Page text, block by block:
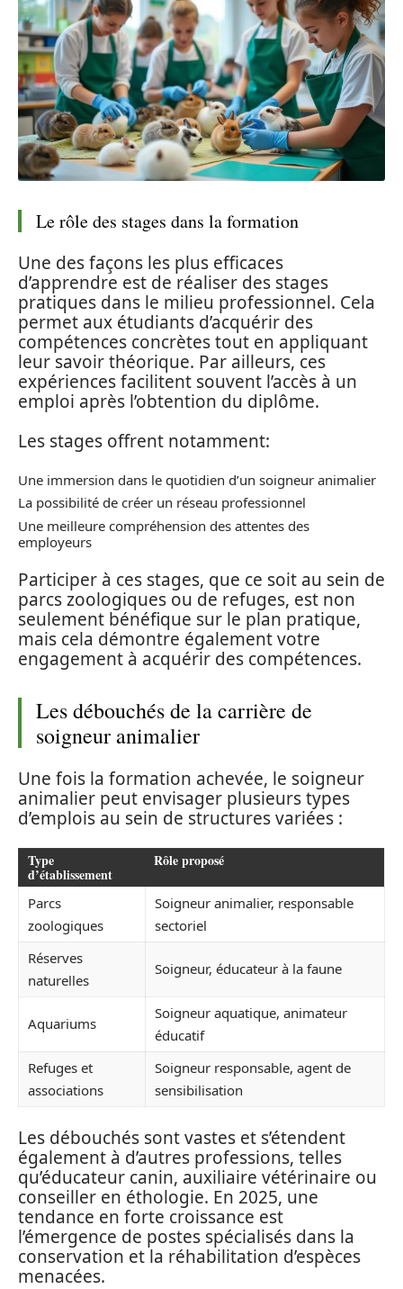
Le rôle des stages dans la formation
Une des façons les plus efficaces
d’apprendre est de réaliser des stages
pratiques dans le milieu professionnel. Cela
permet aux étudiants d’acquérir des
compétences concrètes tout en appliquant
leur savoir théorique. Par ailleurs, ces
expériences facilitent souvent l’accès à un
emploi après l’obtention du diplôme.
Les stages offrent notamment:
Une immersion dans le quotidien d’un soigneur animalier
La possibilité de créer un réseau professionnel
Une meilleure compréhension des attentes des
employeurs
Participer à ces stages, que ce soit au sein de
parcs zoologiques ou de refuges, est non
seulement bénéfique sur le plan pratique,
mais cela démontre également votre
engagement à acquérir des compétences.
Les débouchés de la carrière de
soigneur animalier
Une fois la formation achevée, le soigneur
animalier peut envisager plusieurs types
d’emplois au sein de structures variées :
Type
d’établissement
Rôle proposé
Parcs
zoologiques
Soigneur animalier, responsable
sectoriel
Réserves
naturelles
Soigneur, éducateur à la faune
Aquariums
Soigneur aquatique, animateur
éducatif
Refuges et
associations
Soigneur responsable, agent de
sensibilisation
Les débouchés sont vastes et s’étendent
également à d’autres professions, telles
qu’éducateur canin, auxiliaire vétérinaire ou
conseiller en éthologie. En 2025, une
tendance en forte croissance est
l’émergence de postes spécialisés dans la
conservation et la réhabilitation d’espèces
menacées.